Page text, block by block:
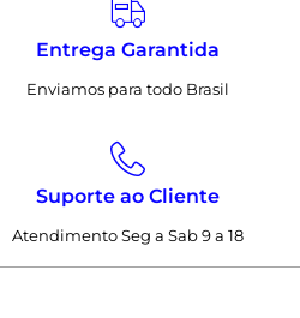
Entrega Garantida
Enviamos para todo Brasil
Suporte ao Cliente
Atendimento Seg a Sab 9 a 18